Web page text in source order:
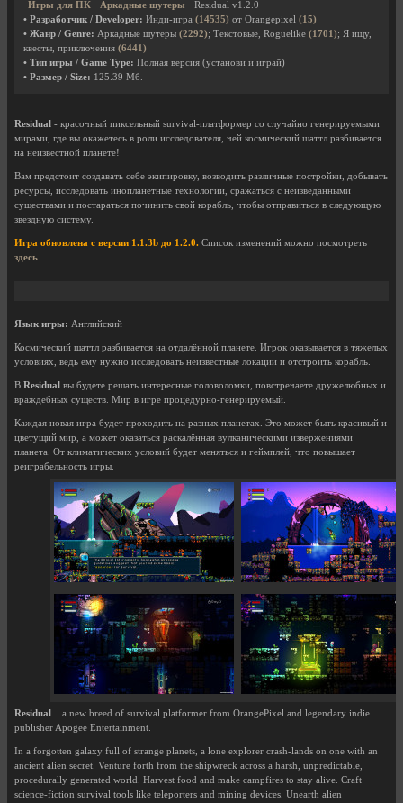
Игры для ПК
Аркадные шутеры
Residual v1.2.0
• Разработчик / Developer: Инди-игра (14535) от Orangepixel (15)
• Жанр / Genre: Аркадные шутеры (2292); Текстовые, Roguelike (1701); Я ищу,
квесты, приключения (6441)
• Тип игры / Game Type: Полная версия (установи и играй)
• Размер / Size: 125.39 Мб.
Residual - красочный пиксельный survival-платформер со случайно генерируемыми
мирами, где вы окажетесь в роли исследователя, чей космический шаттл разбивается
на неизвестной планете!
Вам предстоит создавать себе экипировку, возводить различные постройки, добывать
ресурсы, исследовать инопланетные технологии, сражаться с неизведанными
существами и постараться починить свой корабль, чтобы отправиться в следующую
звездную систему.
Игра обновлена с версии 1.1.3b до 1.2.0. Список изменений можно посмотреть
здесь.
Язык игры: Английский
Космический шаттл разбивается на отдалённой планете. Игрок оказывается в тяжелых
условиях, ведь ему нужно исследовать неизвестные локации и отстроить корабль.
В Residual вы будете решать интересные головоломки, повстречаете дружелюбных и
враждебных существ. Мир в игре процедурно-генерируемый.
Каждая новая игра будет проходить на разных планетах. Это может быть красивый и
цветущий мир, а может оказаться раскалённая вулканическими извержениями
планета. От климатических условий будет меняться и геймплей, что повышает
реиграбельность игры.
Residual... a new breed of survival platformer from OrangePixel and legendary indie
publisher Apogee Entertainment.
In a forgotten galaxy full of strange planets, a lone explorer crash-lands on one with an
ancient alien secret. Venture forth from the shipwreck across a harsh, unpredictable,
procedurally generated world. Harvest food and make campfires to stay alive. Craft
science-fiction survival tools like teleporters and mining devices. Unearth alien